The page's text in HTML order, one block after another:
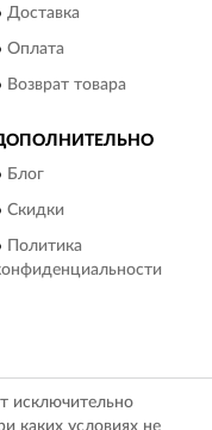
Доставка
Оплата
Возврат товара
Блог
Скидки
Политика
исключительно
каких условиях не